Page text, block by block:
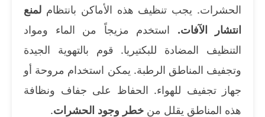
الحشرات. يجب تنظيف هذه الأماكن بانتظام لمنع
انتشار الآفات. استخدم مزيجاً من الماء ومواد
التنظيف المضادة للبكتيريا. قوم بالتهوية الجيدة
وتجفيف المناطق الرطبة. يمكن استخدام مروحة أو
جهاز تجفيف للهواء. الحفاظ على جفاف ونظافة
هذه المناطق يقلل من خطر وجود الحشرات.